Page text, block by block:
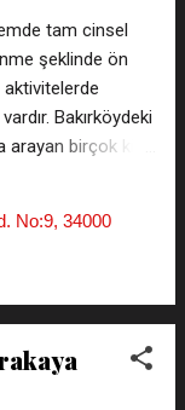
içten ayrışarak
himen yani
bilgiler
kızlık zarının
tam cinsel
şeklinde ön
Bakırköydeki
birçok kişi
hamile kalan
burda asıl
çünkü gerçek bir
zarı
nasıl hamile
No:9, 34000